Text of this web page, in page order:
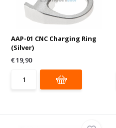
AAP-01 CNC Charging Ring
(Silver)
€ 19,90